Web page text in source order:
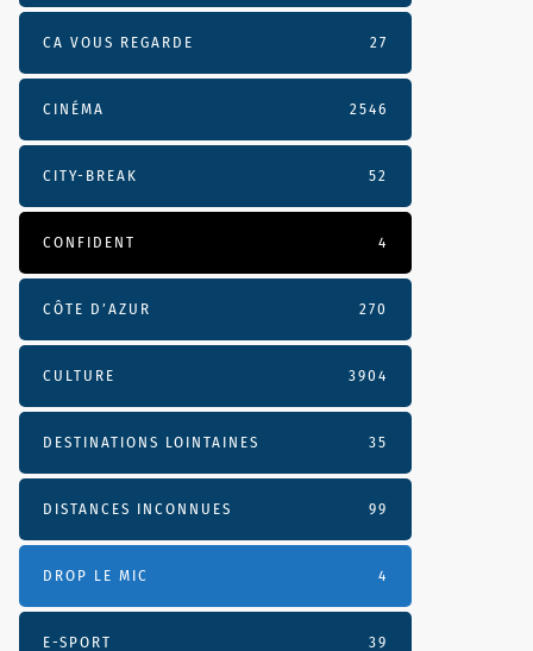
CA VOUS REGARDE 27
CINÉMA 2546
CITY-BREAK 52
CONFIDENT 4
CÔTE D’AZUR 270
CULTURE 3904
DESTINATIONS LOINTAINES 35
DISTANCES INCONNUES 99
DROP LE MIC 4
E-SPORT 39